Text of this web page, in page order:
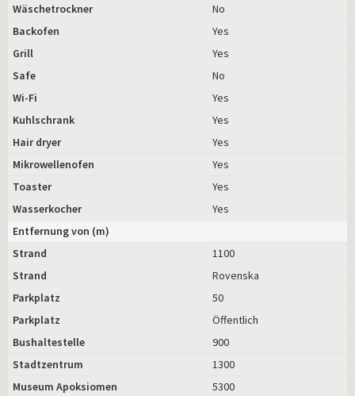
Wäschetrockner
No
Backofen
Yes
Grill
Yes
Safe
No
Wi-Fi
Yes
Kuhlschrank
Yes
Hair dryer
Yes
Mikrowellenofen
Yes
Toaster
Yes
Wasserkocher
Yes
Entfernung von (m)
Strand
1100
Strand
Rovenska
Parkplatz
50
Parkplatz
Öffentlich
Bushaltestelle
900
Stadtzentrum
1300
Museum Apoksiomen
5300